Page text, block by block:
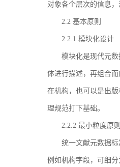
对象各个层次的信息
2.2 基本原则
2.2.1 模块化设计
模块化是现代元
体进行描述，再组合
在机构，也可以是出
理规范打下基础。
2.2.2 最小粒度原
统一文献元数据
例如机构字段，可细